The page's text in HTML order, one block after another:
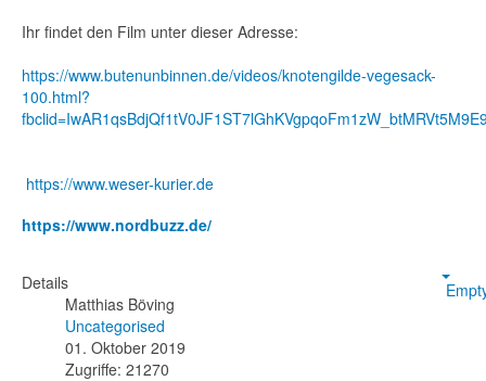
Ihr findet den Film unter dieser Adresse:
https://www.butenunbinnen.de/videos/knotengilde-vegesack-
100.html?
https://www.weser-kurier.de
https://www.nordbuzz.de/
Details
Matthias Böving
Uncategorised
01. Oktober 2019
Zugriffe: 21270